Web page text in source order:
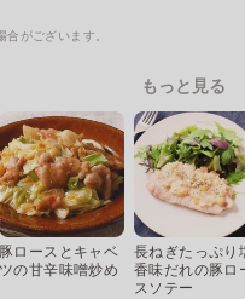
がございます。
もっと見る
豚ロースとキャベ
ツの甘辛味噌炒め
長ねぎたっぷり
香味だれの豚ロ
スソテー